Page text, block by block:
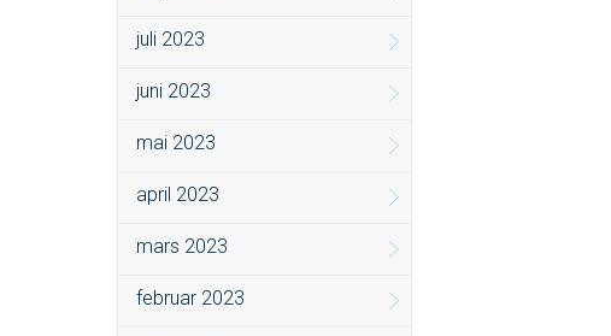
juli 2023
juni 2023
mai 2023
april 2023
mars 2023
februar 2023